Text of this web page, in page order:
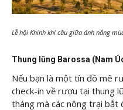
Lễ hội Khinh khí cầu giữa ánh nắng
Thung lũng Barossa (Nam
Nếu bạn là một tín đồ mê
check-in về rượu tại thung
tháng mà các nông trại bắt